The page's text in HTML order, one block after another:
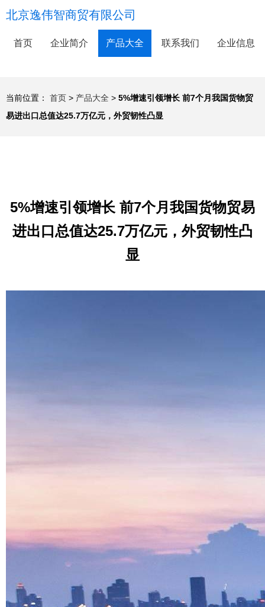
北京逸伟智商贸有限公司
首页 企业简介 产品大全 联系我们 企业信息
当前位置： 首页 > 产品大全 > 5%增速引领增长 前7个月我国货物贸
易进出口总值达25.7万亿元，外贸韧性凸显
5%增速引领增长 前7个月我国货物贸易
进出口总值达25.7万亿元，外贸韧性凸
显